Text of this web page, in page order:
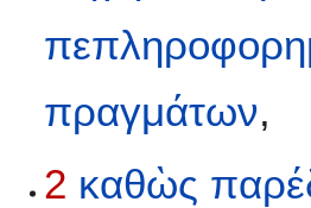
πραγμάτων,
2 καθὼς